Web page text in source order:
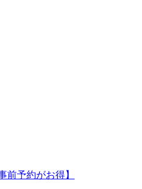
前予約がお得】